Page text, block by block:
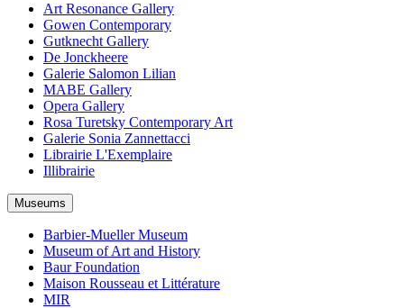
Art Resonance Gallery
Gowen Contemporary
Gutknecht Gallery
De Jonckheere
Galerie Salomon Lilian
MABE Gallery
Opera Gallery
Rosa Turetsky Contemporary Art
Galerie Sonia Zannettacci
Librairie L'Exemplaire
Illibrairie
Museums
Barbier-Mueller Museum
Museum of Art and History
Baur Foundation
Maison Rousseau et Littérature
MIR